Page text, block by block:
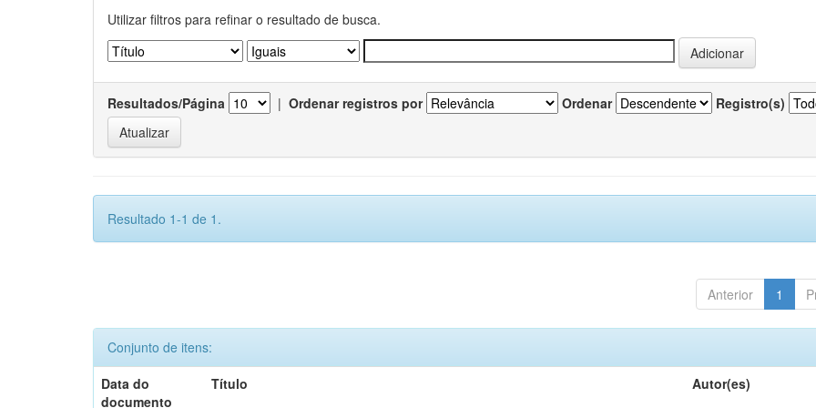
Utilizar filtros para refinar o resultado de busca.
Resultados/Página | Ordenar registros por Ordenar Registro(s)
Resultado 1-1 de 1.
Anterior 1
Conjunto de itens:
Data do
documento
Título Autor(es)